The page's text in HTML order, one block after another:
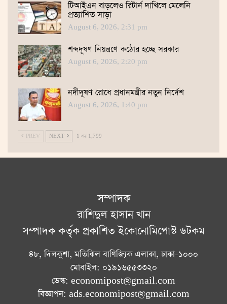
টিআইএন বাড়লেও রিটার্ন দাখিলে মেলেনি
প্রত্যাশিত সাড়া
August 6, 2026, 2:31 pm
শব্দদূষণ নিয়ন্ত্রণে কঠোর হচ্ছে সরকার
August 6, 2026, 2:20 pm
নদীদূষণ রোধে প্রধানমন্ত্রীর নতুন নির্দেশ
August 6, 2026, 1:40 pm
PREV NEXT 1 এর 1,799
সম্পাদক
রাশিদুল হাসান খান
সম্পাদক কর্তৃক প্রকাশিত ইকোনোমিপোস্ট ডটকম
৪৮, দিলকুশা, মতিঝিল বাণিজ্যিক এলাকা, ঢাকা-১০০০
মোবাইল: ০১৯১৬৫৫৩৩২০
ডেস্ক: economipost@gmail.com
বিজ্ঞাপন: ads.economipost@gmail.com